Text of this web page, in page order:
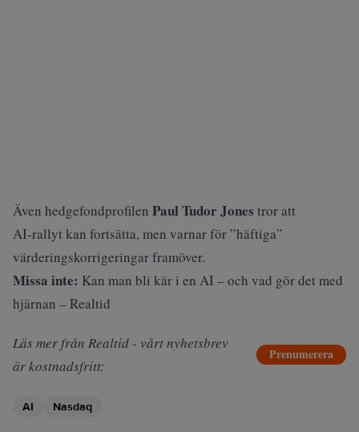
Även hedgefondprofilen Paul Tudor Jones tror att
AI‑rallyt kan fortsätta, men varnar för ”häftiga”
värderingskorrigeringar framöver.
Missa inte: Kan man bli kär i en AI – och vad gör det med
hjärnan – Realtid
Läs mer från Realtid - vårt nyhetsbrev
är kostnadsfritt:
Prenumerera
AI Nasdaq